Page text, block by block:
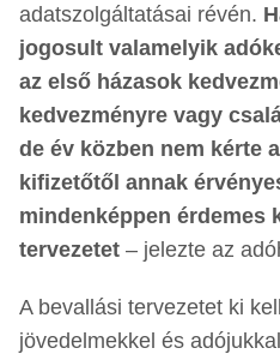
adatszolgáltatásai révén.
jogosult valamelyik
az első házasok
kedvezményre vagy
de év közben nem kérte
kifizetőtől annak
mindenképpen érdemes
tervezetet – jelezte az
A bevallási tervezetet ki
jövedelmekkel és